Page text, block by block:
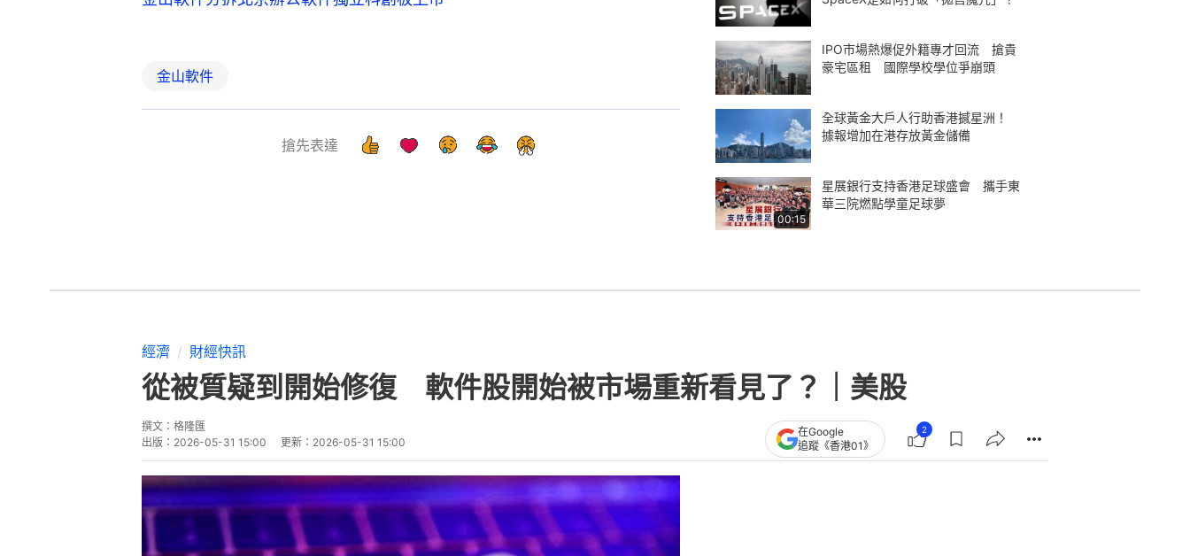
金山軟件
搶先表達
IPO市場熱爆促外籍專才回流 搶貴
豪宅區租 國際學校學位爭崩頭
全球黃金大戶人行助香港撼星洲！
據報增加在港存放黃金儲備
00:15
星展銀行支持香港足球盛會 攜手東
華三院燃點學童足球夢
經濟 財經快訊
從被質疑到開始修復 軟件股開始被市場重新看見了？｜美股
撰文： 格隆匯
出版： 2026-05-31 15:00 更新： 2026-05-31 15:00
在Google
追蹤《香港01》
2